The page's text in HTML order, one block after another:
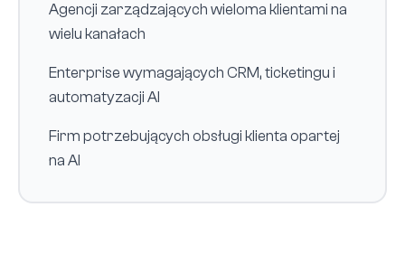
Agencji zarządzających wieloma klientami na
wielu kanałach
Enterprise wymagających CRM, ticketingu i
automatyzacji AI
Firm potrzebujących obsługi klienta opartej
na AI